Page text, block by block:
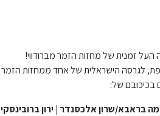
זמנית של מחזות הזמר מברודווי!
לגרסה הישראלית של אחד ממחזות הזמר
בכיכובם של:
בראבא/שרון אלכסנדר | ירון ברובינסקי